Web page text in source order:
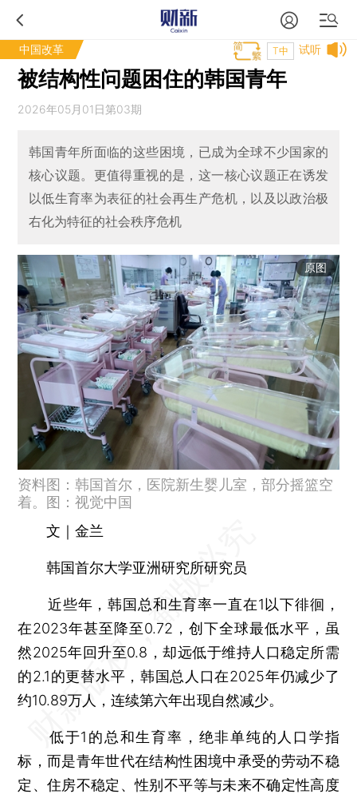
中国改革 试听
T中
被结构性问题困住的韩国青年
2026年05月01日第03期
韩国青年所面临的这些困境，已成为全球不少国家的
核心议题。更值得重视的是，这一核心议题正在诱发
以低生育率为表征的社会再生产危机，以及以政治极
右化为特征的社会秩序危机
原图
资料图：韩国首尔，医院新生婴儿室，部分摇篮空
着。图：视觉中国
文｜金兰
韩国首尔大学亚洲研究所研究员
近些年，韩国总和生育率一直在1以下徘徊，
在2023年甚至降至0.72，创下全球最低水平，虽
然2025年回升至0.8，却远低于维持人口稳定所需
的2.1的更替水平，韩国总人口在2025年仍减少了
约10.89万人，连续第六年出现自然减少。
低于1的总和生育率，绝非单纯的人口学指
标，而是青年世代在结构性困境中承受的劳动不稳
定、住房不稳定、性别不平等与未来不确定性高度